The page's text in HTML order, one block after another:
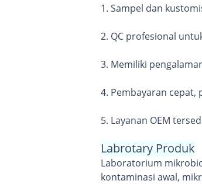
1. Sampel dan
2. QC profesional
3. Memiliki
4. Pembayaran cepat,
5. Layanan OEM
Labrotary Produk
Laboratorium
kontaminasi awal,